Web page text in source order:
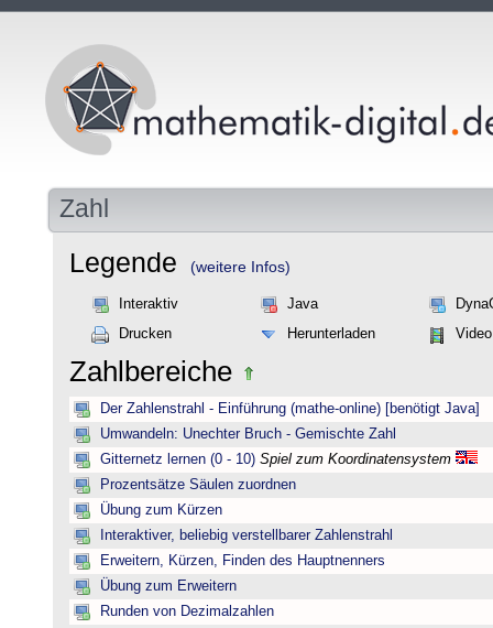
Zahl
Legende (weitere Infos)
Interaktiv Java
Drucken
Herunterladen Video
Zahlbereiche
Der Zahlenstrahl - Einführung (mathe-online) [benötigt Java]
Umwandeln: Unechter Bruch - Gemischte Zahl
Gitternetz lernen (0 - 10) Spiel zum Koordinatensystem
Prozentsätze Säulen zuordnen
Übung zum Kürzen
Interaktiver, beliebig verstellbarer Zahlenstrahl
Erweitern, Kürzen, Finden des Hauptnenners
Übung zum Erweitern
Runden von Dezimalzahlen